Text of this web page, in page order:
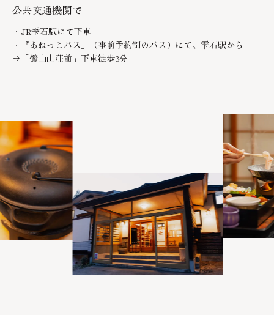
公共交通機関で
・JR雫石駅にて下車
・『あねっこバス』（事前予約制のバス）にて、雫石駅から
→「鶯山山荘前」下車徒歩3分